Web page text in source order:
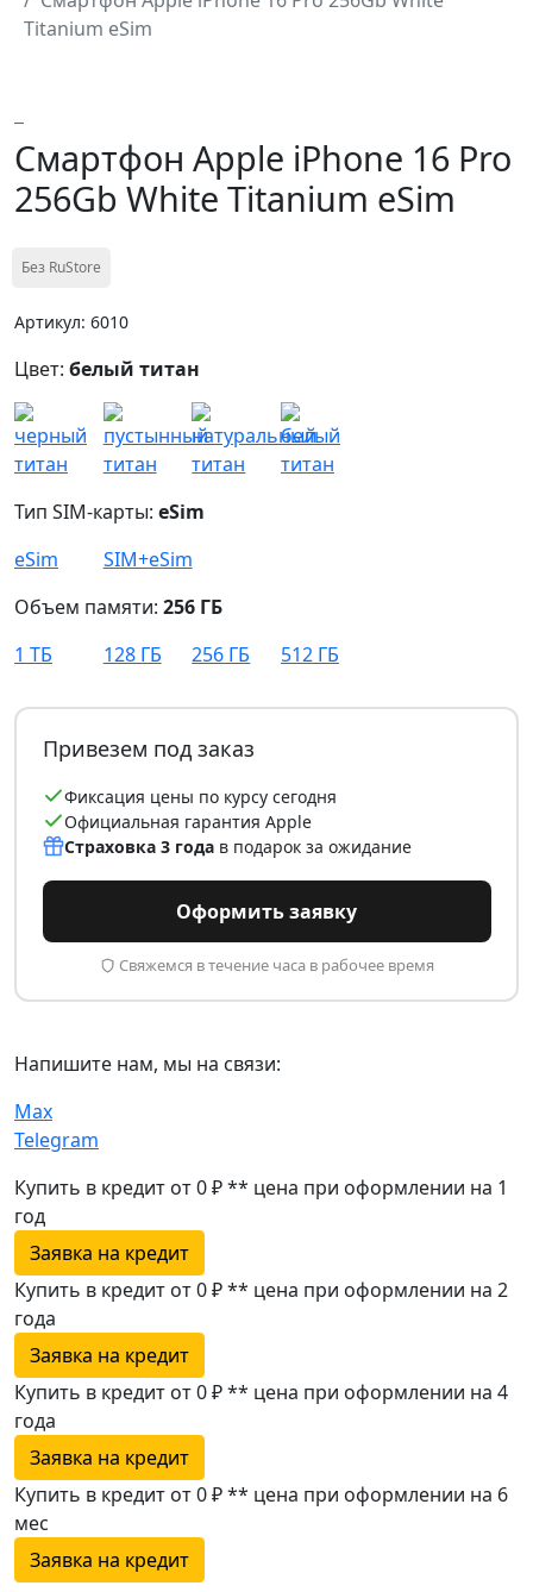
Titanium eSim
Смартфон Apple iPhone 16 Pro
256Gb White Titanium eSim
Без RuStore
Артикул: 6010
Цвет: белый титан
Тип SIM-карты: eSim
eSim
SIM+eSim
Объем памяти: 256 ГБ
1 ТБ
128 ГБ 256 ГБ 512 ГБ
Привезем под заказ
Фиксация цены по курсу сегодня
Официальная гарантия Apple
Страховка 3 годав подарок за ожидание
Оформить заявку
Свяжемся в течение часа в рабочее время
Напишите нам, мы на связи:
Max
Telegram
Купить в кредит от 0 ₽** цена при оформлении на 1
год
Заявка на кредит
Купить в кредит от 0 ₽** цена при оформлении на 2
года
Заявка на кредит
Купить в кредит от 0 ₽** цена при оформлении на 4
года
Заявка на кредит
Купить в кредит от 0 ₽** цена при оформлении на 6
мес
Заявка на кредит